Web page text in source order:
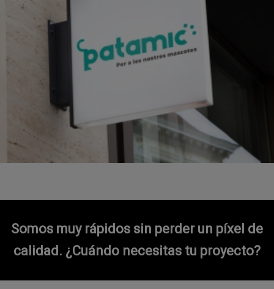
Somos muy rápidos sin perder un píxel de
calidad. ¿Cuándo necesitas tu proyecto?